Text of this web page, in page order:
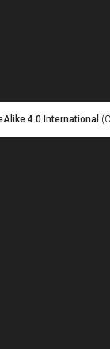
4.0 International